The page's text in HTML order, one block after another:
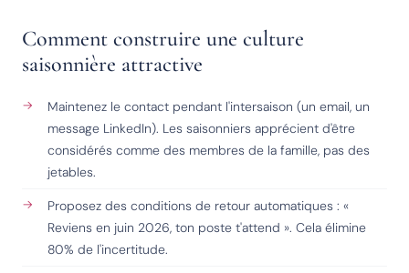
Comment construire une culture
saisonnière attractive
Maintenez le contact pendant l'intersaison (un email, un
message LinkedIn). Les saisonniers apprécient d'être
considérés comme des membres de la famille, pas des
jetables.
Proposez des conditions de retour automatiques : «
Reviens en juin 2026, ton poste t'attend ». Cela élimine
80% de l'incertitude.